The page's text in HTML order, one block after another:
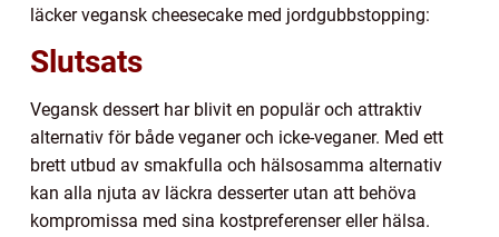
läcker vegansk cheesecake med jordgubbstopping:
Slutsats
Vegansk dessert har blivit en populär och attraktiv
alternativ för både veganer och icke-veganer. Med ett
brett utbud av smakfulla och hälsosamma alternativ
kan alla njuta av läckra desserter utan att behöva
kompromissa med sina kostpreferenser eller hälsa.